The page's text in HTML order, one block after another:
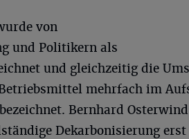
von
und Politikern als
und gleichzeitig die
mehrfach im
Bernhard
Dekarbonisierung